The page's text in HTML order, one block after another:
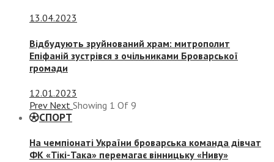
13.04.2023
Відбудують зруйнований храм: митрополит
Епіфаній зустрівся з очільниками Броварської
громади
12.01.2023
Prev Next Showing 1 Of 9
СПОРТ
На чемпіонаті України броварська команда дівчат
ФК «Тікі-Така» перемагає вінницьку «Ниву»